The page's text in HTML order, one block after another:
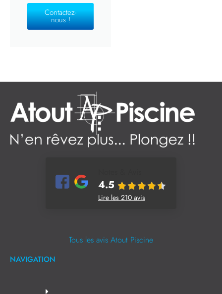
Contactez-
nous !
4.5
Lire les 210 avis
Tous les avis Atout Piscine
NAVIGATION